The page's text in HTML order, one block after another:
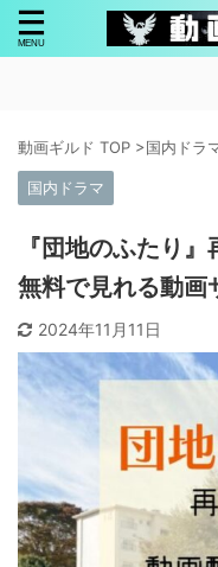
動画ギルド TOP >国内ドラ
国内ドラマ
『団地のふたり
無料で見れる動画
2024年11月11日